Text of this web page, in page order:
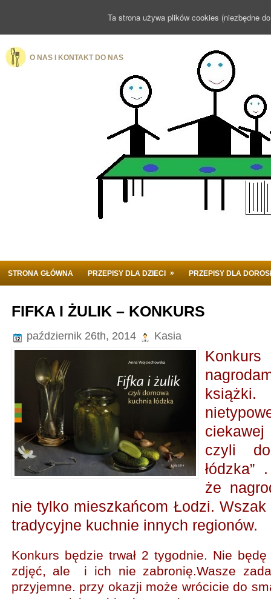
O NAS I KONTAKT DO NAS
STRONA GŁÓWNA PRZEPISY DLA DZIECI » PRZEPISY DLA
FIFKA I ŻULIK – KONKURS
październik 26th, 2014 Kasia
czyli
łódzka”
że
nie tylko mieszkańcom Łodzi. Wszak
tradycyjne kuchnie innych regionów.
Konkurs będzie trwał 2 tygodnie. Nie będę
zdjęć, ale i ich nie zabronię.Wasze
przyjemne. przy okazji może wrócicie do
Ta strona używa plików cookies (niezbędne